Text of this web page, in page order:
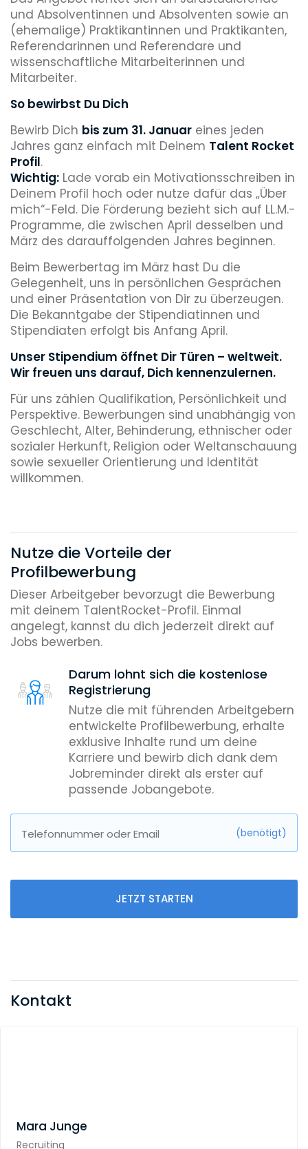
und Absolventinnen und Absolventen sowie an
(ehemalige) Praktikantinnen und Praktikanten,
Referendarinnen und Referendare und
wissenschaftliche Mitarbeiterinnen und
Mitarbeiter.
So bewirbst Du Dich
Bewirb Dich bis zum 31. Januar eines jeden
Jahres ganz einfach mit Deinem Talent Rocket
Profil.
Wichtig: Lade vorab ein Motivationsschreiben in
Deinem Profil hoch oder nutze dafür das „Über
mich“-Feld. Die Förderung bezieht sich auf LL.M.-
Programme, die zwischen April desselben und
März des darauffolgenden Jahres beginnen.
Beim Bewerbertag im März hast Du die
Gelegenheit, uns in persönlichen Gesprächen
und einer Präsentation von Dir zu überzeugen.
Die Bekanntgabe der Stipendiatinnen und
Stipendiaten erfolgt bis Anfang April.
Unser Stipendium öffnet Dir Türen – weltweit.
Wir freuen uns darauf, Dich kennenzulernen.
Für uns zählen Qualifikation, Persönlichkeit und
Perspektive. Bewerbungen sind unabhängig von
Geschlecht, Alter, Behinderung, ethnischer oder
sozialer Herkunft, Religion oder Weltanschauung
sowie sexueller Orientierung und Identität
willkommen.
Nutze die Vorteile der
Profilbewerbung
Dieser Arbeitgeber bevorzugt die Bewerbung
mit deinem TalentRocket-Profil. Einmal
angelegt, kannst du dich jederzeit direkt auf
Jobs bewerben.
Darum lohnt sich die kostenlose
Registrierung
Nutze die mit führenden Arbeitgebern
entwickelte Profilbewerbung, erhalte
exklusive Inhalte rund um deine
Karriere und bewirb dich dank dem
Jobreminder direkt als erster auf
passende Jobangebote.
Telefonnummer oder Email (benötigt)
JETZT STARTEN
Kontakt
Mara Junge
Recruiting